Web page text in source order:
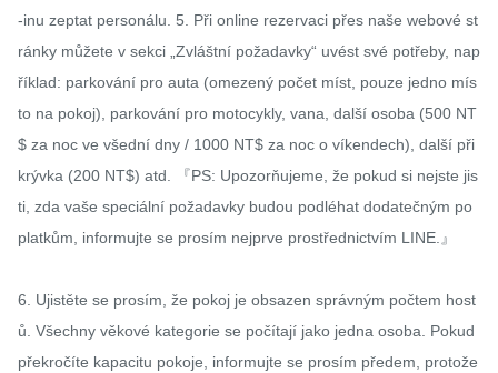
-inu zeptat personálu. 5. Při online rezervaci přes naše webové st
ránky můžete v sekci „Zvláštní požadavky“ uvést své potřeby, nap
říklad: parkování pro auta (omezený počet míst, pouze jedno mís
to na pokoj), parkování pro motocykly, vana, další osoba (500 NT
$ za noc ve všední dny / 1000 NT$ za noc o víkendech), další při
krývka (200 NT$) atd. 『PS: Upozorňujeme, že pokud si nejste jis
ti, zda vaše speciální požadavky budou podléhat dodatečným po
platkům, informujte se prosím nejprve prostřednictvím LINE.』
6. Ujistěte se prosím, že pokoj je obsazen správným počtem host
ů. Všechny věkové kategorie se počítají jako jedna osoba. Pokud
překročíte kapacitu pokoje, informujte se prosím předem, protože